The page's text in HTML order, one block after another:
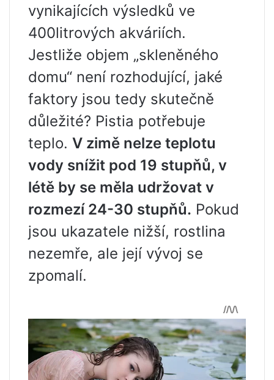
vynikajících výsledků ve
400litrových akváriích.
Jestliže objem „skleněného
domu“ není rozhodující, jaké
faktory jsou tedy skutečně
důležité? Pistia potřebuje
teplo. V zimě nelze teplotu
vody snížit pod 19 stupňů, v
létě by se měla udržovat v
rozmezí 24-30 stupňů. Pokud
jsou ukazatele nižší, rostlina
nezemře, ale její vývoj se
zpomalí.